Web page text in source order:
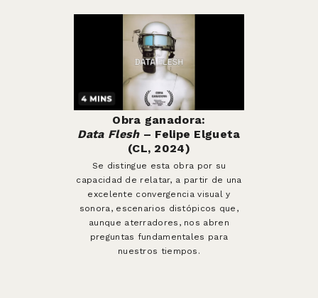
Obra ganadora:
Data Flesh– Felipe Elgueta
(CL, 2024)
Se distingue esta obra por su
capacidad de relatar, a partir de una
excelente convergencia visual y
sonora, escenarios distópicos que,
aunque aterradores, nos abren
preguntas fundamentales para
nuestros tiempos.